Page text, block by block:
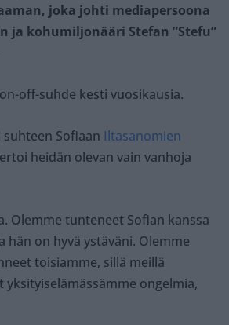
joka johti mediapersoona
ja kohumiljonääri Stefan ”Stefu”
off-suhde kesti vuosikausia.
Sofiaan Iltasanomien
heidän olevan vain vanhoja
Olemme tunteneet Sofian kanssa
hän on hyvä ystäväni. Olemme
toisiamme, sillä meillä
ongelmia,